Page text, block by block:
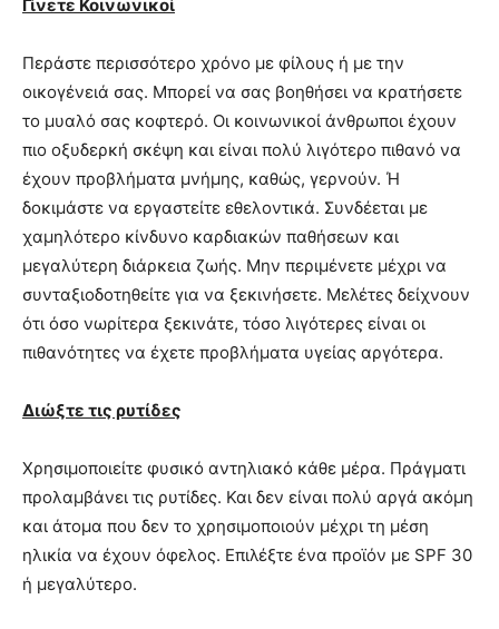
Γίνετε Κοινωνικοί
Περάστε περισσότερο χρόνο με φίλους ή με την
οικογένειά σας. Μπορεί να σας βοηθήσει να κρατήσετε
το μυαλό σας κοφτερό. Οι κοινωνικοί άνθρωποι έχουν
πιο οξυδερκή σκέψη και είναι πολύ λιγότερο πιθανό να
έχουν προβλήματα μνήμης, καθώς, γερνούν. Ή
δοκιμάστε να εργαστείτε εθελοντικά. Συνδέεται με
χαμηλότερο κίνδυνο καρδιακών παθήσεων και
μεγαλύτερη διάρκεια ζωής. Μην περιμένετε μέχρι να
συνταξιοδοτηθείτε για να ξεκινήσετε. Μελέτες δείχνουν
ότι όσο νωρίτερα ξεκινάτε, τόσο λιγότερες είναι οι
πιθανότητες να έχετε προβλήματα υγείας αργότερα.
Διώξτε τις ρυτίδες
Χρησιμοποιείτε φυσικό αντηλιακό κάθε μέρα. Πράγματι
προλαμβάνει τις ρυτίδες. Και δεν είναι πολύ αργά ακόμη
και άτομα που δεν το χρησιμοποιούν μέχρι τη μέση
ηλικία να έχουν όφελος. Επιλέξτε ένα προϊόν με SPF 30
ή μεγαλύτερο.